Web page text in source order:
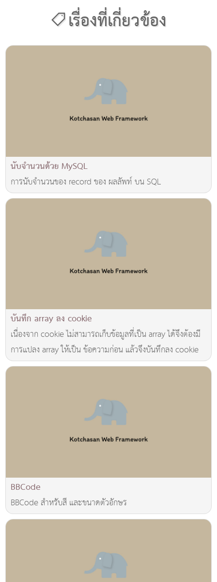
เรื่องที่เกี่ยวข้อง
นับจำนวนด้วย MySQL
การนับจำนวนของ record ของ ผลลัพท์ บน SQL
บันทึก array ลง cookie
เนื่องจาก cookie ไม่สามารถเก็บข้อมูลที่เป็น array ได้จึงต้องมี
การแปลง array ให้เป็น ข้อความก่อน แล้วจึงบันทึกลง cookie
BBCode
BBCode สำหรับสี และขนาดตัวอักษร